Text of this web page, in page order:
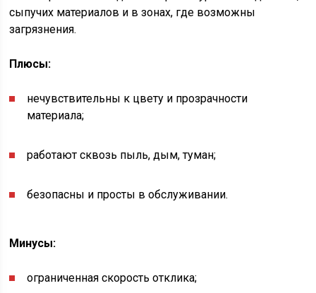
сыпучих материалов и в зонах, где возможны
загрязнения.
Плюсы:
нечувствительны к цвету и прозрачности
материала;
работают сквозь пыль, дым, туман;
безопасны и просты в обслуживании.
Минусы:
ограниченная скорость отклика;